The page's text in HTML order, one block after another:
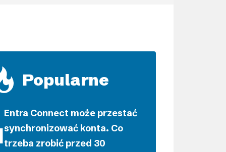
Popularne
Entra Connect może przestać
synchronizować konta. Co
trzeba zrobić przed 30